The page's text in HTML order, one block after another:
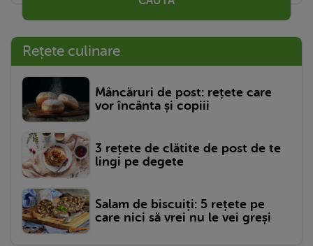
Rețete culinare
Mâncăruri de post: rețete care
vor încânta și copiii
3 rețete de clătite de post de te
lingi pe degete
Salam de biscuiți: 5 rețete pe
care nici să vrei nu le vei greși